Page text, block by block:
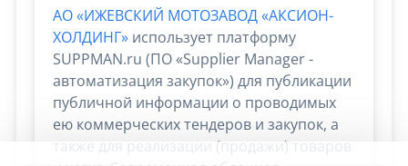
АО «ИЖЕВСКИЙ МОТОЗАВОД «АКСИОН-
ХОЛДИНГ» использует платформу
SUPPMAN.ru (ПО «Supplier Manager -
автоматизация закупок») для публикации
публичной информации о проводимых
ею коммерческих тендеров и закупок, а
также для реализации (продажи) товаров